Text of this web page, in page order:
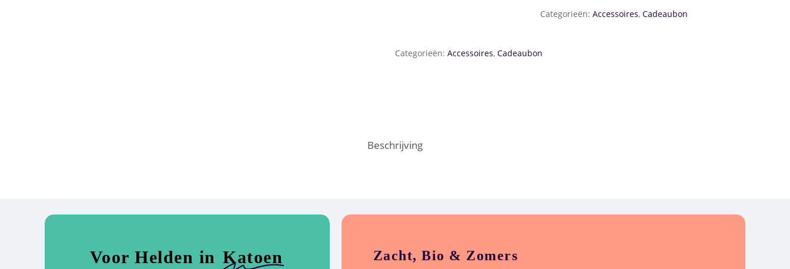
Categorieën:Accessoires,Cadeaubon
Categorieën: Accessoires, Cadeaubon
Beschrijving
Voor Helden in Katoen Zacht, Bio & Zomers